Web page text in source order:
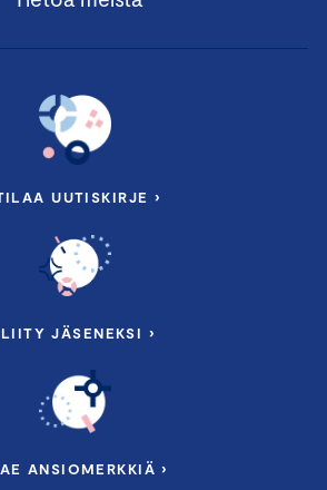
UUTISKIRJE ›
LIITY JÄSENEKSI ›
ANSIOMERKKIÄ ›